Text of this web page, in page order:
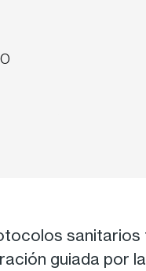
sanitarios
guiada por